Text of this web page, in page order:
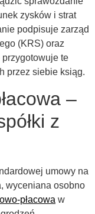
zysków i strat
podpisuje zarząd
(KRS) oraz
te
przez siebie ksiąg.
–
z
umowy na
wyceniana osobno
płacowa w